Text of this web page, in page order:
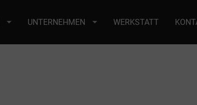
UNTERNEHMEN WERKSTATT